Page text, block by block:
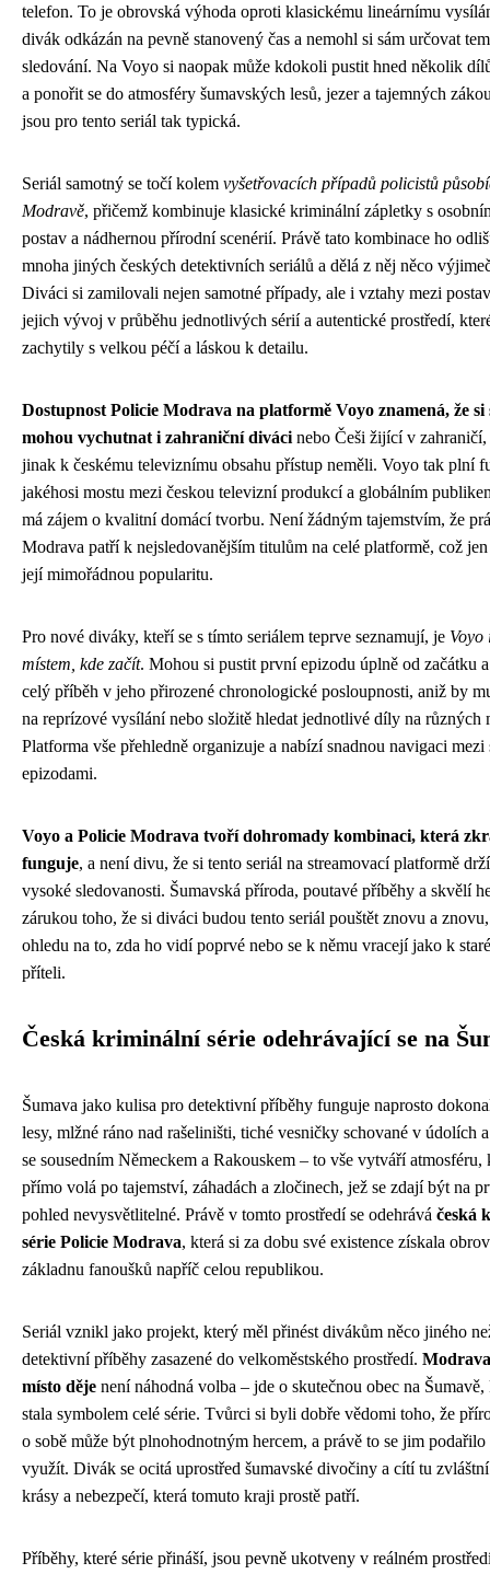
telefon. To je obrovská výhoda oproti klasickému lineárnímu
divák odkázán na pevně stanovený čas a nemohl si sám určovat
sledování. Na Voyo si naopak může kdokoli pustit hned několik
a ponořit se do atmosféry šumavských lesů, jezer a tajemných
jsou pro tento seriál tak typická.
Seriál samotný se točí kolem vyšetřovacích případů policistů
Modravě, přičemž kombinuje klasické kriminální zápletky s
postav a nádhernou přírodní scenérií. Právě tato kombinace ho
mnoha jiných českých detektivních seriálů a dělá z něj něco
Diváci si zamilovali nejen samotné případy, ale i vztahy mezi
jejich vývoj v průběhu jednotlivých sérií a autentické prostředí,
zachytily s velkou péčí a láskou k detailu.
Dostupnost Policie Modrava na platformě Voyo znamená, že si
mohou vychutnat i zahraniční diváci nebo Češi žijící v
jinak k českému televiznímu obsahu přístup neměli. Voyo tak plní
jakéhosi mostu mezi českou televizní produkcí a globálním
má zájem o kvalitní domácí tvorbu. Není žádným tajemstvím, že
Modrava patří k nejsledovanějším titulům na celé platformě, což
její mimořádnou popularitu.
Pro nové diváky, kteří se s tímto seriálem teprve seznamují, je Voyo
místem, kde začít. Mohou si pustit první epizodu úplně od začátku
celý příběh v jeho přirozené chronologické posloupnosti, aniž by
na reprízové vysílání nebo složitě hledat jednotlivé díly na různých
Platforma vše přehledně organizuje a nabízí snadnou navigaci mezi
epizodami.
Voyo a Policie Modrava tvoří dohromady kombinaci, která
funguje, a není divu, že si tento seriál na streamovací platformě
vysoké sledovanosti. Šumavská příroda, poutavé příběhy a skvělí
zárukou toho, že si diváci budou tento seriál pouštět znovu a
ohledu na to, zda ho vidí poprvé nebo se k němu vracejí jako k
příteli.
Česká kriminální série odehrávající se na
Šumava jako kulisa pro detektivní příběhy funguje naprosto
lesy, mlžné ráno nad rašeliništi, tiché vesničky schované v údolích
se sousedním Německem a Rakouskem – to vše vytváří atmosféru,
přímo volá po tajemství, záhadách a zločinech, jež se zdají být na
pohled nevysvětlitelné. Právě v tomto prostředí se odehrává česká
série Policie Modrava, která si za dobu své existence získala
základnu fanoušků napříč celou republikou.
Seriál vznikl jako projekt, který měl přinést divákům něco jiného
detektivní příběhy zasazené do velkoměstského prostředí.
místo děje není náhodná volba – jde o skutečnou obec na Šumavě,
stala symbolem celé série. Tvůrci si byli dobře vědomi toho, že
o sobě může být plnohodnotným hercem, a právě to se jim podařilo
využít. Divák se ocitá uprostřed šumavské divočiny a cítí tu zvláštní
krásy a nebezpečí, která tomuto kraji prostě patří.
Příběhy, které série přináší, jsou pevně ukotveny v reálném